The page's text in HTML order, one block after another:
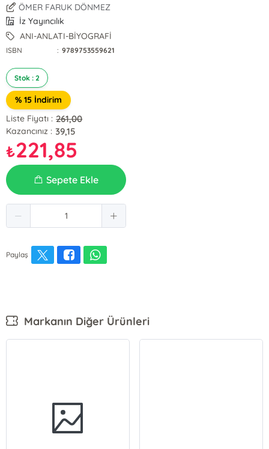
ÖMER FARUK DÖNMEZ
İz Yayıncılık
ANI-ANLATI-BİYOGRAFİ
ISBN : 9789753559621
Stok : 2
% 15 İndirim
Liste Fiyatı : 261,00
Kazancınız : 39,15
₺221,85
Sepete Ekle
Paylaş
Markanın Diğer Ürünleri